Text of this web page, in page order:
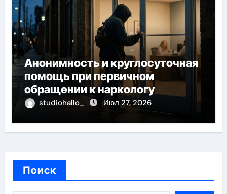
Анонимность и круглосуточная
помощь при первичном
обращении к наркологу
studiohallo_ Июл 27, 2026
Поиск